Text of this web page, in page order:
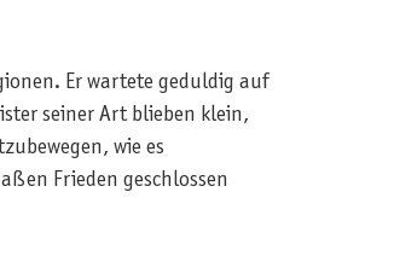
Er wartete geduldig auf
seiner Art blieben klein,
wie es
Frieden geschlossen